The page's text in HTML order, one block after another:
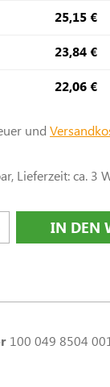
25,15 €
23,84 €
22,06 €
und
Lieferzeit: ca. 3
Gib
IN DEN
100 049 8504 001